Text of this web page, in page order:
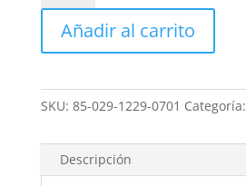
colores
para
reflector
-
Inter
cantidad
Añadir al carrito
SKU: 85-029-1229-0701 Categoría:
Descripción